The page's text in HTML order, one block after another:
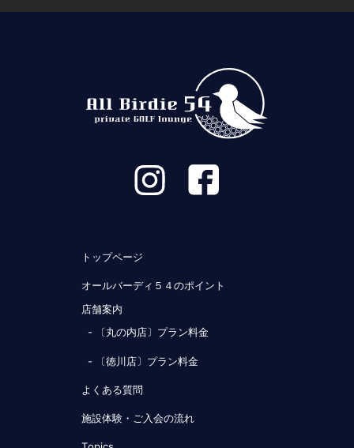
トップページ
オールバーディ５４のポイント
店舗案内
- 〔丸の内店〕プラン料金
- 〔徳川店〕プラン料金
よくある質問
施設体験・ご入会の流れ